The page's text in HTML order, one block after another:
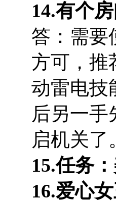
14.有个
答：需要
方可，推
动雷电技
后另一
启机关了
15.任务
16.爱心